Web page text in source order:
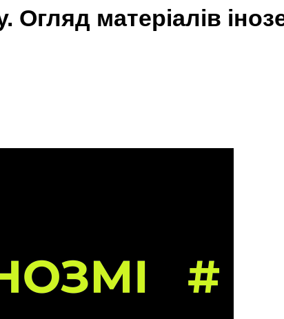
Огляд матеріалів